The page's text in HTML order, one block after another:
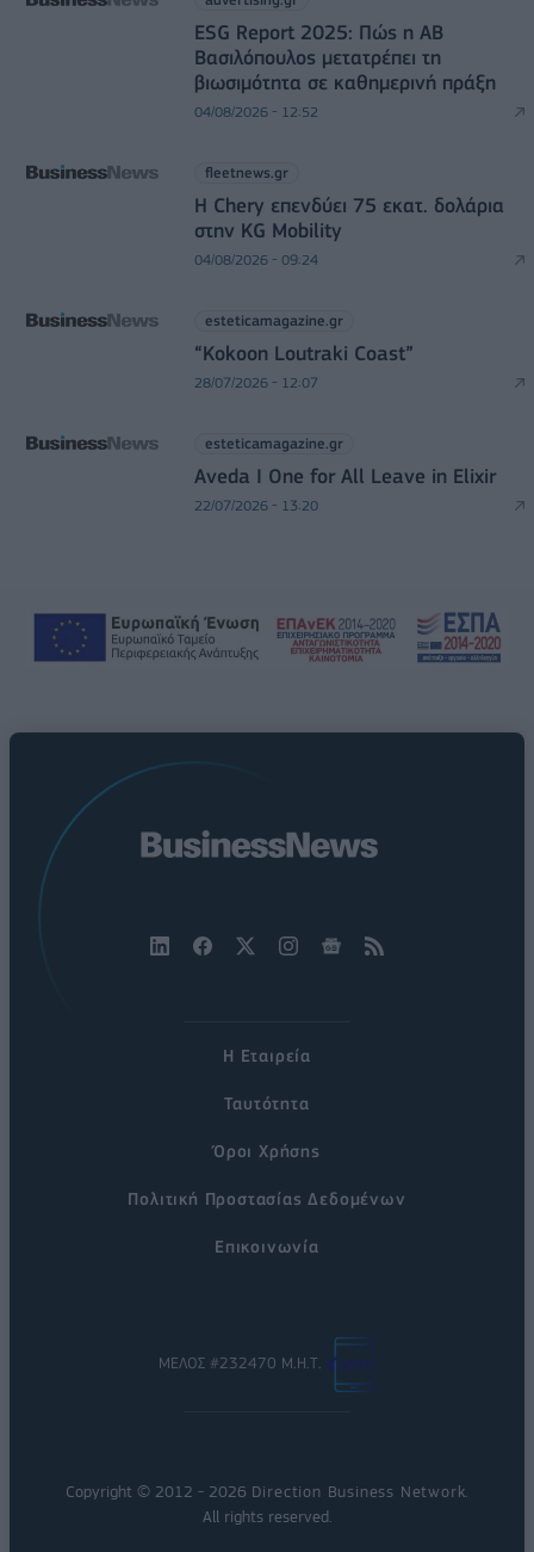
ESG Report 2025: Πώς η ΑΒ
Βασιλόπουλος μετατρέπει τη
βιωσιμότητα σε καθημερινή πράξη
04/08/2026 - 12:52
fleetnews.gr
Η Chery επενδύει 75 εκατ. δολάρια
στην KG Mobility
04/08/2026 - 09:24
esteticamagazine.gr
“Kokoon Loutraki Coast”
28/07/2026 - 12:07
esteticamagazine.gr
Aveda I One for All Leave in Elixir
22/07/2026 - 13:20
Η Εταιρεία
Ταυτότητα
Όροι Χρήσης
Πολιτική Προστασίας Δεδομένων
Επικοινωνία
ΜΕΛΟΣ #232470 Μ.Η.Τ.
Copyright © 2012 - 2026 Direction Business Network.
All rights reserved.